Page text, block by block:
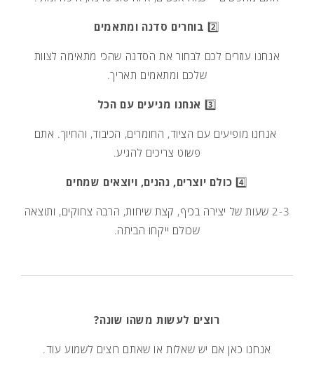
2️⃣ בוחרים סדנה ומתאמים
אנחנו עוזרים לכם לבחור את הסדנה שהכי מתאימה לצוות
שלכם ומתאמים תאריך.
3️⃣ אנחנו מגיעים עם הכל
אנחנו מופיעים עם הציוד, החומרים, הכיבוד, והחיוך. אתם
פשוט צריכים להגיע.
4️⃣ כולם יוצרים, נהנים, ויוצאים שמחים
2-3 שעות של יצירה בכיף, קצת שיחות, הרבה צחוקים, ותוצאה
שכולם ייקחו הביתה.
רוצים לעשות משהו שונה?
אנחנו כאן אם יש שאלות או שאתם רוצים לשמוע עוד.